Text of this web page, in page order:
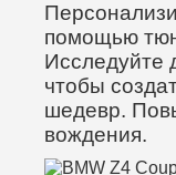
помощью
Исследуйте
чтобы
шедевр.
вождения.